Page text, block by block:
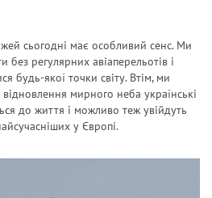
сьогодні має особливий сенс. Ми
без регулярних авіаперельотів і
будь-якої точки світу. Втім, ми
відновлення мирного неба українські
до життя і можливо теж увійдуть
у Європі.